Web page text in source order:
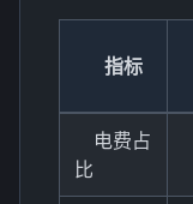
指标
电费占
比